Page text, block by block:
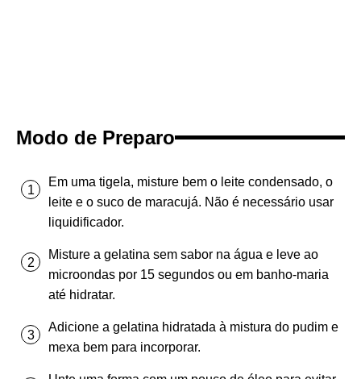
Modo de Preparo
Em uma tigela, misture bem o leite condensado, o
leite e o suco de maracujá. Não é necessário usar
liquidificador.
Misture a gelatina sem sabor na água e leve ao
microondas por 15 segundos ou em banho-maria
até hidratar.
Adicione a gelatina hidratada à mistura do pudim e
mexa bem para incorporar.